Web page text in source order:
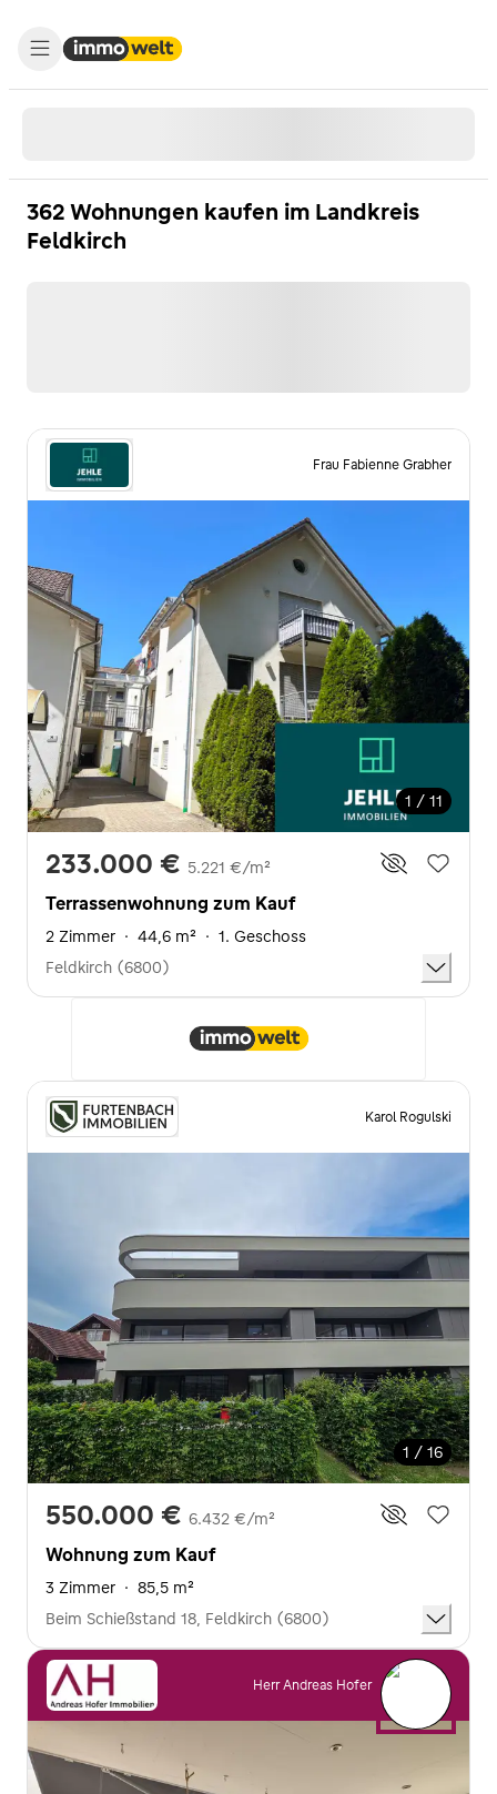
362 Wohnungen kaufen im Landkreis
Feldkirch
Frau Fabienne Grabher
1 / 11
233.000 € 5.221 €/m²
Terrassenwohnung zum Kauf
2 Zimmer · 44,6 m² · 1. Geschoss
Feldkirch (6800)
Karol Rogulski
1 / 16
550.000 € 6.432 €/m²
Wohnung zum Kauf
3 Zimmer · 85,5 m²
Beim Schießstand 18, Feldkirch (6800)
Herr Andreas Hofer